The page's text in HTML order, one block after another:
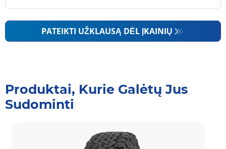
PATEIKTI UŽKLAUSĄ DĖL ĮKAINIŲ
Produktai, Kurie Galėtų Jus
Sudominti